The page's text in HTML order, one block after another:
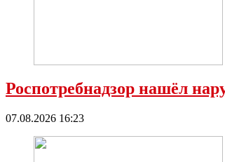
Роспотребнадзор нашёл
07.08.2026 16:23